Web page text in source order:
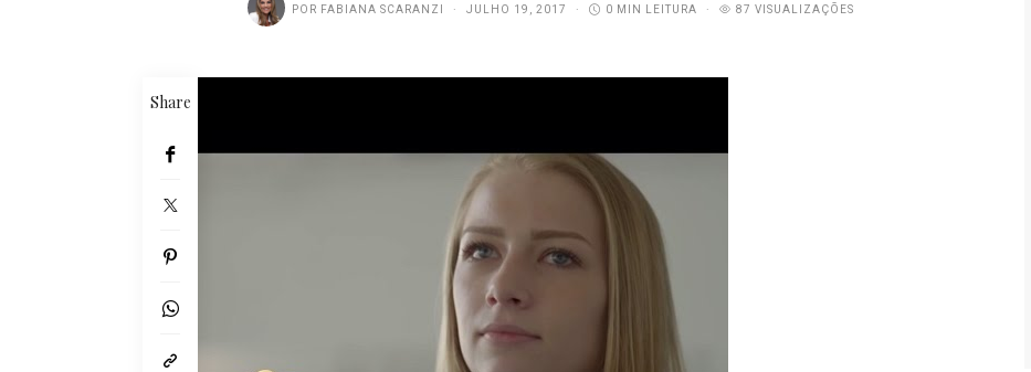
POR FABIANA SCARANZI JULHO 19, 2017 0 MIN LEITURA 87 VISUALIZAÇÕES
Share